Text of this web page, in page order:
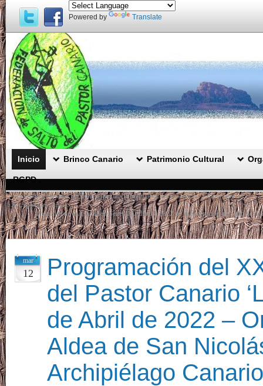
Powered by Translate
Inicio Brinco Canario Patrimonio Cultural
RGPD .
«Programación del I Encuentro Insular de Salto del Pastor Canario ‘ Chinimagre 2022
Archipiélago Canario.
Imágenes de la Asamblea General Ordinaria 2022 de la Federación de Salto del
mar
12
Programación del
del Pastor Canario
de Abril de 2022 –
Aldea de San
Archipiélago